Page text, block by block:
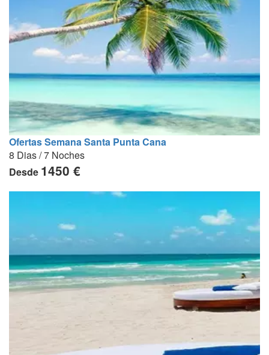
Ofertas Semana Santa Punta Cana
8 Dias / 7 Noches
Desde 1450 €